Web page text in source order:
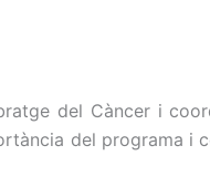
del Càncer i
del programa i